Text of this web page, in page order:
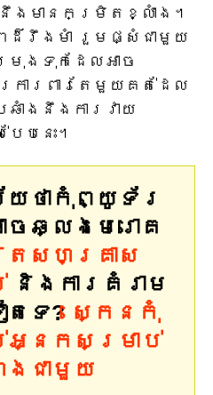
ងមានកម្រិតខ្លាំង។
ដ៏រឹងមាំ រួមផ្សំជាមួយ
ងទុកដែលអាច
ការពារតែមួយគត់ដែល
ាំងនឹងការវាយ
បនេះ។
ថាកុំព្យូទ័រ
ឆ្លងមេរោគ
ត​សហគ្រាស​
និងការគំរាម
តទេ? ស្កេនកុំ
នកសម្រាប់
ងជាមួយ